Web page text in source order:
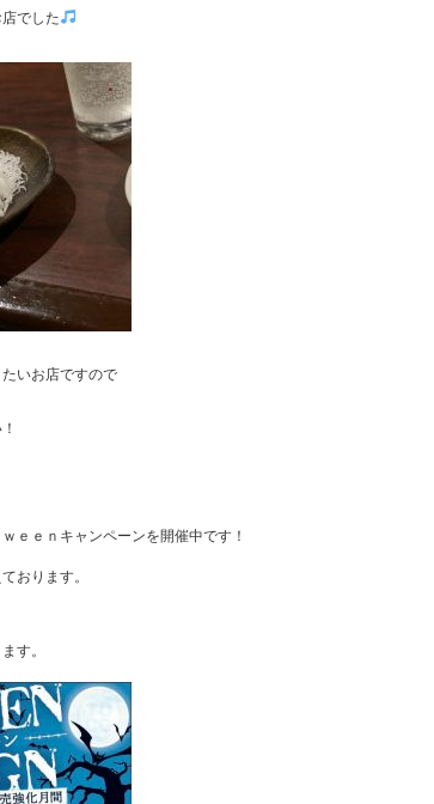
でした
いお店ですので
ｅｅｎキャンペーンを開催中です！
おります。
す。